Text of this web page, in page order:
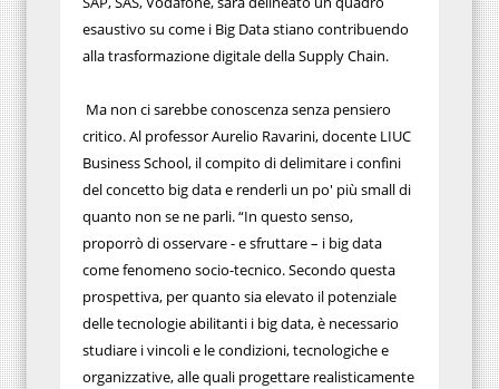
esaustivo su come i Big Data stiano contribuendo
alla trasformazione digitale della Supply Chain.
Ma non ci sarebbe conoscenza senza pensiero
critico. Al professor Aurelio Ravarini, docente LIUC
Business School, il compito di delimitare i confini
del concetto big data e renderli un po' più small di
quanto non se ne parli. “In questo senso,
proporrò di osservare - e sfruttare – i big data
come fenomeno socio-tecnico. Secondo questa
prospettiva, per quanto sia elevato il potenziale
delle tecnologie abilitanti i big data, è necessario
studiare i vincoli e le condizioni, tecnologiche e
organizzative, alle quali progettare realisticamente